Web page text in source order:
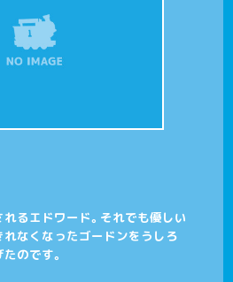
るエドワード。それでも優しい
なくなったゴードンをうしろ
のです。